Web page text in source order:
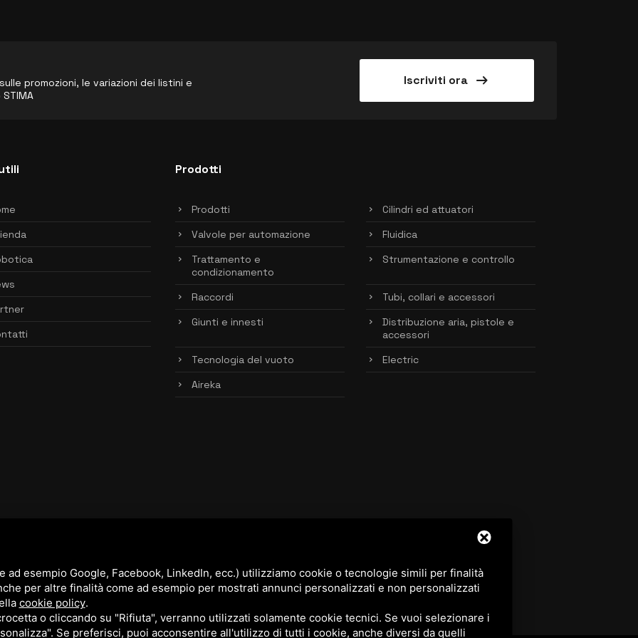
promozioni, le variazioni dei listini e
Iscriviti ora arrow_right_alt
Prodotti
Prodotti
Cilindri ed attuatori
Valvole per automazione
Fluidica
Trattamento e
condizionamento
Strumentazione e controllo
Raccordi
Tubi, collari e accessori
Giunti e innesti
Distribuzione aria, pistole e
accessori
Tecnologia del vuoto
Electric
Aireka
ad esempio Google, Facebook, LinkedIn, ecc.) utilizziamo cookie o tecnologie simili per finalità
per altre finalità come ad esempio per mostrati annunci personalizzati e non personalizzati
cookie policy.
o cliccando su "Rifiuta", verranno utilizzati solamente cookie tecnici. Se vuoi selezionare i
Se preferisci, puoi acconsentire all'utilizzo di tutti i cookie, anche diversi da quelli